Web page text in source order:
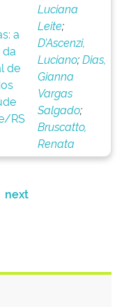
a
de
RS
Luciana
Leite;
D’Ascenzi,
Luciano;Dias,
Gianna
Vargas
Salgado;
Bruscatto,
Renata
next